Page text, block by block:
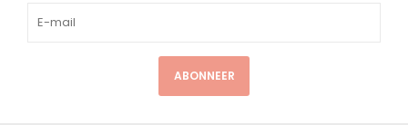
ABONNEER